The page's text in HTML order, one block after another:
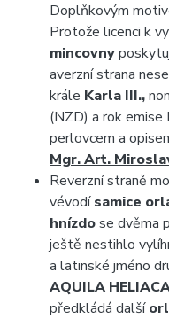
Doplňkovým
Protože licenci k
mincovny
averzní strana
krále Karla III.,
(NZD) a rok
perlovcem a
Mgr. Art.
Reverzní straně
vévodísamice
hnízdose dvěma
ještě nestihlo
a latinské jméno
AQUILA
předkládá další